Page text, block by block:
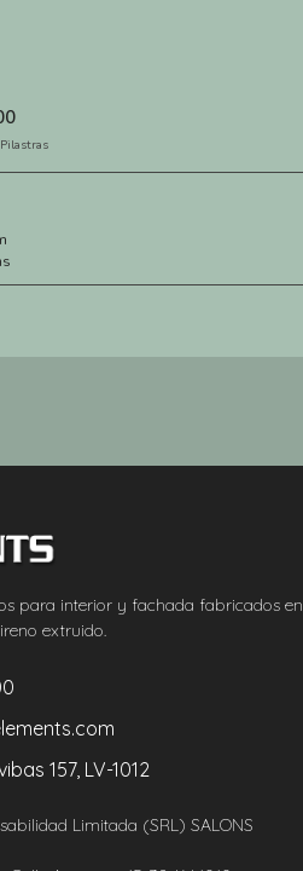
Pilastras
para interior y fachada fabricados en
extruido.
157, LV-1012
Limitada (SRL) SALONS